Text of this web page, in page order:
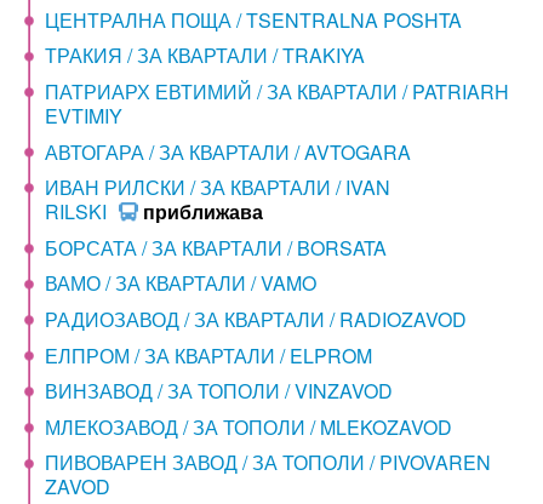
ЦЕНТРАЛНА ПОЩА / TSENTRALNA POSHTA
ТРАКИЯ / ЗА КВАРТАЛИ / TRAKIYA
ПАТРИАРХ ЕВТИМИЙ / ЗА КВАРТАЛИ / PATRIARH
EVTIMIY
АВТОГАРА / ЗА КВАРТАЛИ / AVTOGARA
ИВАН РИЛСКИ / ЗА КВАРТАЛИ / IVAN
RILSKI
приближава
БОРСАТА / ЗА КВАРТАЛИ / BORSATA
ВАМО / ЗА КВАРТАЛИ / VAMO
РАДИОЗАВОД / ЗА КВАРТАЛИ / RADIOZAVOD
ЕЛПРОМ / ЗА КВАРТАЛИ / ELPROM
ВИНЗАВОД / ЗА ТОПОЛИ / VINZAVOD
МЛЕКОЗАВОД / ЗА ТОПОЛИ / MLEKOZAVOD
ПИВОВАРЕН ЗАВОД / ЗА ТОПОЛИ / PIVOVAREN
ZAVOD